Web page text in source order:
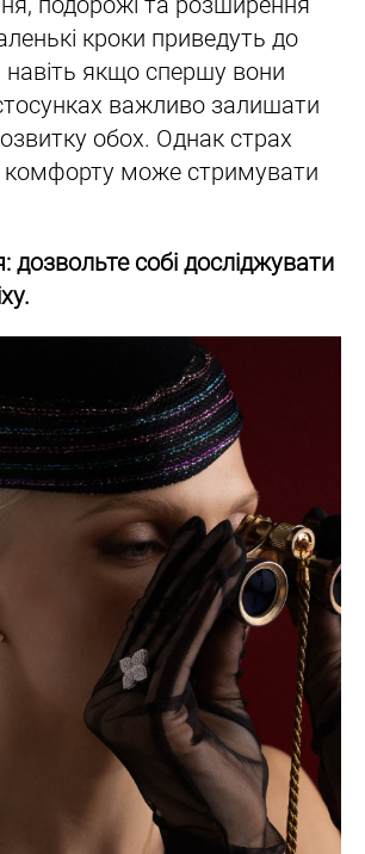
кроки приведуть до
навіть якщо спершу вони
важливо залишати
обох. Однак страх
комфорту може стримувати
дозвольте собі досліджувати